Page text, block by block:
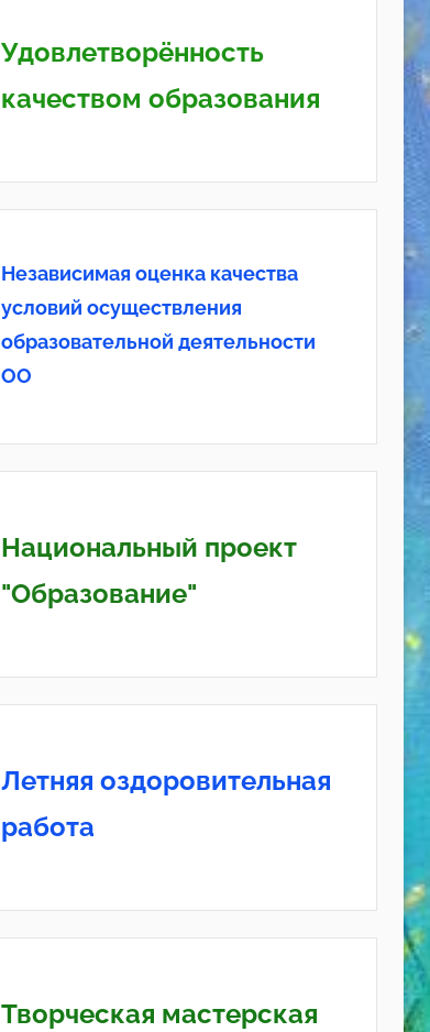
Удовлетворённость
качеством образования
Независимая оценка качества
условий осуществления
образовательной деятельности
ОО
Национальный проект
"Образование"
Летняя оздоровительная
работа
Творческая мастерская